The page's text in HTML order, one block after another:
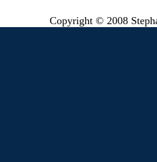
Copyright © 2008